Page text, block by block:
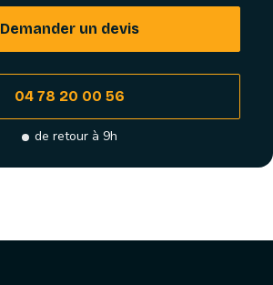
Demander un devis
04 78 20 00 56
de retour à 9h